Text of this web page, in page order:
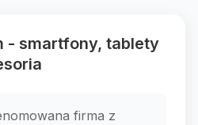
- smartfony, tablety
firma z